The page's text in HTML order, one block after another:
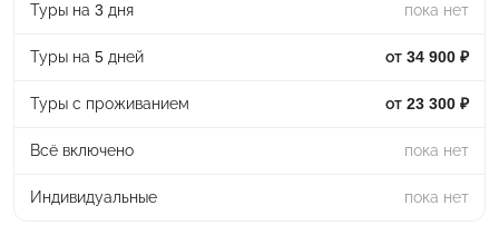
Туры на 3 дня пока нет
Туры на 5 дней от 34 900 ₽
Туры с проживанием от 23 300 ₽
Всё включено пока нет
Индивидуальные пока нет